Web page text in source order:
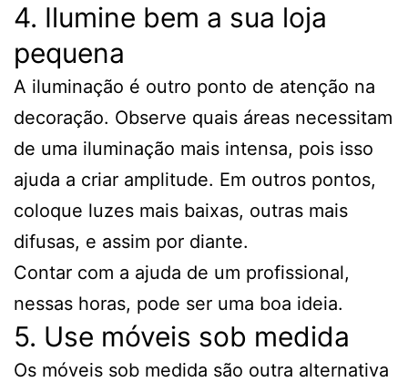
4. Ilumine bem a sua loja
pequena
A iluminação é outro ponto de atenção na
decoração. Observe quais áreas necessitam
de uma iluminação mais intensa, pois isso
ajuda a criar amplitude. Em outros pontos,
coloque luzes mais baixas, outras mais
difusas, e assim por diante.
Contar com a ajuda de um profissional,
nessas horas, pode ser uma boa ideia.
5. Use móveis sob medida
Os móveis sob medida são outra alternativa